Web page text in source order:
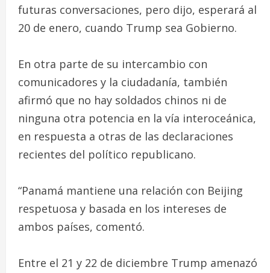
futuras conversaciones, pero dijo, esperará al
20 de enero, cuando Trump sea Gobierno.
En otra parte de su intercambio con
comunicadores y la ciudadanía, también
afirmó que no hay soldados chinos ni de
ninguna otra potencia en la vía interoceánica,
en respuesta a otras de las declaraciones
recientes del político republicano.
“Panamá mantiene una relación con Beijing
respetuosa y basada en los intereses de
ambos países, comentó.
Entre el 21 y 22 de diciembre Trump amenazó